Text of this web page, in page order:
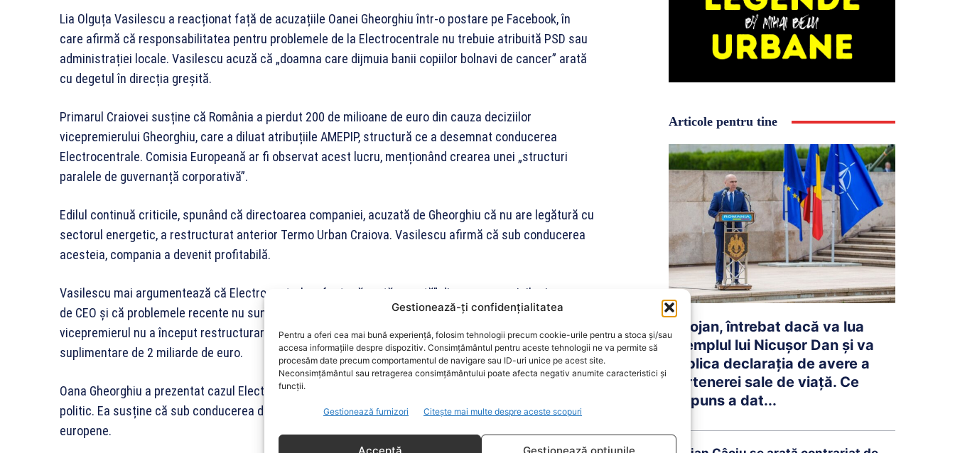
Gestionează-ți confidențialitatea
Pentru a oferi cea mai bună experiență, folosim tehnologii precum cookie-urile pentru a stoca și/sau
accesa informațiile despre dispozitiv. Consimțământul pentru aceste tehnologii ne va permite să
procesăm date precum comportamentul de navigare sau ID-uri unice pe acest site.
Neconsimțământul sau retragerea consimțământului poate afecta negativ anumite caracteristici și
funcții.
Gestionează furnizori Citește mai multe despre aceste scopuri
Acceptă Gestionează opțiunile
Lia Olguța Vasilescu a reacționat față de acuzațiile Oanei Gheorghiu într-o postare pe Facebook, în
care afirmă că responsabilitatea pentru problemele de la Electrocentrale nu trebuie atribuită PSD sau
administrației locale. Vasilescu acuză că „doamna care dijmuia banii copiilor bolnavi de cancer” arată
cu degetul în direcția greșită.
Primarul Craiovei susține că România a pierdut 200 de milioane de euro din cauza deciziilor
vicepremierului Gheorghiu, care a diluat atribuțiile AMEPIP, structură ce a desemnat conducerea
Electrocentrale. Comisia Europeană ar fi observat acest lucru, menționând crearea unei „structuri
paralele de guvernanță corporativă”.
Edilul continuă criticile, spunând că directoarea companiei, acuzată de Gheorghiu că nu are legătură cu
sectorul energetic, a restructurat anterior Termo Urban Craiova. Vasilescu afirmă că sub conducerea
acesteia, compania a devenit profitabilă.
Vasilescu mai argumentează că Electrocentrale a fost „născută moartă” din cauza sarcinilor impuse
de CEO și că problemele recente nu sunt rezultatul conducerii actuale. De asemenea, ea acuză că
vicepremierul nu a început restructurarea companiilor necesare conform PNRR, riscând pierderi
suplimentare de 2 miliarde de euro.
Oana Gheorghiu a prezentat cazul Electrocentrale Craiova ca un exemplu de eșec al managementului
politic. Ea susține că sub conducerea din 2024, compania a intrat în insolvență și a pierdut finanțări
europene.
Articole pentru tine
Bolojan, întrebat dacă va lua
exemplul lui Nicușor Dan și va
publica declarația de avere a
partenerei sale de viață. Ce
răspuns a dat...